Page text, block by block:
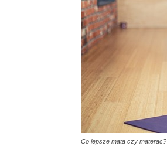
Co lepsze mata czy materac?